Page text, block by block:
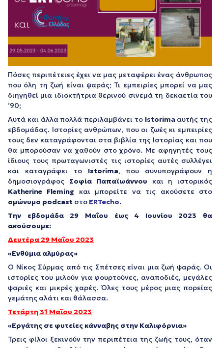
Πόσες περιπέτειες έχει να μας μεταφέρει ένας άνθρωπος
που όλη τη ζωή είναι ψαράς; Τι εμπειρίες μπορεί να μας
διηγηθεί μια ιδιοκτήτρια θερινού σινεμά τη δεκαετία του
’90;
Αυτά και άλλα πολλά περιλαμβάνει το Istorima αυτής της
εβδομάδας. Ιστορίες ανθρώπων, που οι ζωές κι εμπειρίες
τους δεν καταγράφονται στα βιβλία της Ιστορίας και που
θα μπορούσαν να χαθούν στο χρόνο. Με αφηγητές τους
ίδιους τους πρωταγωνιστές τις ιστορίες αυτές συλλέγει
και καταγράφει το Istorima, που συνυπογράφουν η
δημοσιογράφος Σοφία Παπαϊωάννου και η ιστορικός
Katherine Fleming και μπορείτε να τις ακούσετε στο
ομώνυμο podcast στο ERTecho.
Tην εβδομάδα 29 Μαΐου έως 4 Ιουνίου 2023 θα
ακούσουμε:
Δευτέρα 29 Μαΐου 2023
«Ενθύμια αλμύρας»
Ο Νίκος Σύρμας από τις Σπέτσες είναι μια ζωή ψαράς. Οι
ιστορίες του μιλούν για φουρτούνες, αναποδιές, μεγάλες
ψαριές και μικρές χαρές. Όλες τους μέρος μιας πορείας
γεμάτης αλάτι και θάλασσα.
Τετάρτη 31 Μαΐου 2023
«Εργάτης σε φυτείες κάνναβης στην Καλιφόρνια»
Τρεις φίλοι ξεκινούν την περιπέτεια της ζωής τους, όταν